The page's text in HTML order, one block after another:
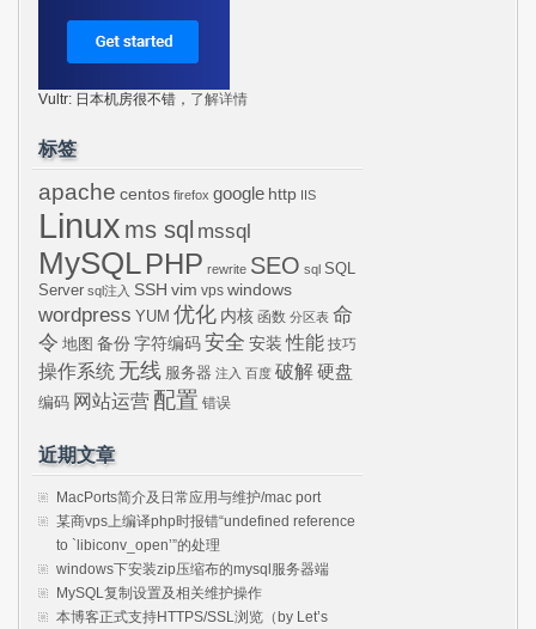
Vultr: 日本机房很不错， 了解详情
标签
apache centos firefox google http IIS
Linux ms sql mssql
MySQLPHP rewrite SEO sql SQL
Server sql注入 SSH vim vps windows
wordpress YUM 优化 内核 函数 分区表 命
令 地图 备份 字符编码 安全 安装 性能 技巧
操作系统 无线 服务器 注入 百度 破解硬盘
编码 网站运营 配置 错误
近期文章
MacPorts简介及日常应用与维护/mac port
某商vps上编译php时报错“undefined reference
to `libiconv_open’”的处理
windows下安装zip压缩布的mysql服务器端
MySQL复制设置及相关维护操作
本博客正式支持HTTPS/SSL浏览（by Let’s